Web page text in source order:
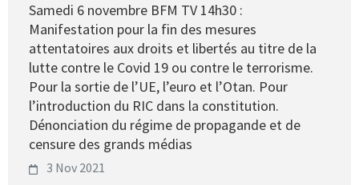
Samedi 6 novembre BFM TV 14h30 :
Manifestation pour la fin des mesures
attentatoires aux droits et libertés au titre de la
lutte contre le Covid 19 ou contre le terrorisme.
Pour la sortie de l’UE, l’euro et l’Otan. Pour
l’introduction du RIC dans la constitution.
Dénonciation du régime de propagande et de
censure des grands médias
3 Nov 2021